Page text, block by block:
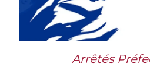
Arrêtés